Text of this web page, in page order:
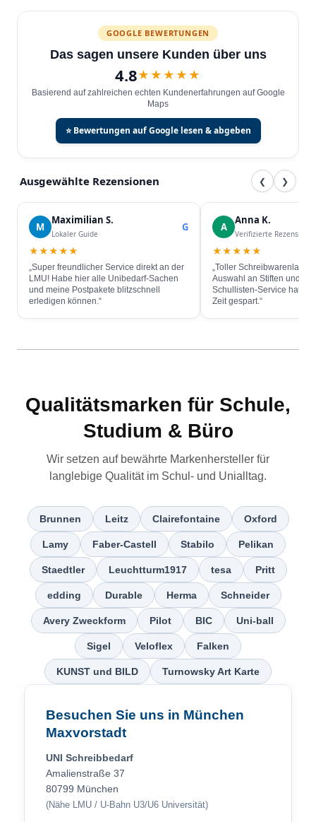
GOOGLE BEWERTUNGEN
Das sagen unsere Kunden über uns
4.8★★★★★
Basierend auf zahlreichen echten Kundenerfahrungen auf Google
Maps
⭐ Bewertungen auf Google lesen & abgeben
Ausgewählte Rezensionen ❮ ❯
M
Maximilian S.
Lokaler Guide
G
★★★★★
„Super freundlicher Service direkt an der
LMU! Habe hier alle Unibedarf-Sachen
und meine Postpakete blitzschnell
erledigen können.“
A
Anna K.
Verifizierte Rezension
★★★★★
„Toller
Auswahl an Stiften und
Schullisten-Service hat
Zeit gespart.“
Qualitätsmarken für Schule,
Studium & Büro
Wir setzen auf bewährte Markenhersteller für
langlebige Qualität im Schul- und Unialltag.
Brunnen Leitz Clairefontaine Oxford
Lamy Faber-Castell Stabilo Pelikan
Staedtler Leuchtturm1917 tesa Pritt
edding Durable Herma Schneider
Avery Zweckform Pilot BIC Uni-ball
Sigel Veloflex Falken
KUNST und BILD Turnowsky Art Karte
Besuchen Sie uns in München
Maxvorstadt
UNI Schreibbedarf
Amalienstraße 37
80799 München
(Nähe LMU / U-Bahn U3/U6 Universität)